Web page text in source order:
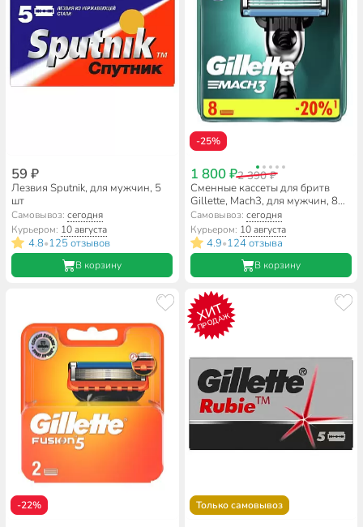
59 ₽
Лезвия Sputnik, для мужчин, 5
шт
Самовывоз:сегодня
Курьером: 10 августа
4.8•125 отзывов
В корзину
-25%
1 800 ₽2 390 ₽
Сменные кассеты для бритв
Gillette, Mach3, для мужчин, 8
шт
Самовывоз: сегодня
Курьером: 10 августа
4.9•124 отзыва
В корзину
-22%
ХИТ
ПРОДАЖ
Только самовывоз